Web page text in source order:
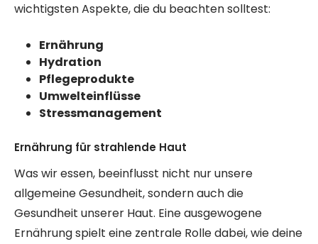
wichtigsten Aspekte, die du beachten solltest:
Ernährung
Hydration
Pflegeprodukte
Umwelteinflüsse
Stressmanagement
Ernährung für strahlende Haut
Was wir essen, beeinflusst nicht nur unsere
allgemeine Gesundheit, sondern auch die
Gesundheit unserer Haut. Eine ausgewogene
Ernährung spielt eine zentrale Rolle dabei, wie deine